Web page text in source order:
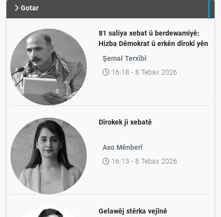
Gotar
81 saliya xebat û berdewamiyê:
Hizba Dêmokrat û erkên dîrokî yên
nifşa nû li Rojhilatê Kurdistanê
Şemal Terxîbî
16:18 - 8 Tebax 2026
Dîrokek ji xebatê
Aso Mênberî
16:13 - 8 Tebax 2026
Gelawêj stêrka vejînê